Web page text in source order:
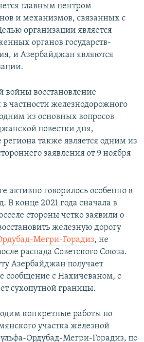
главным центром
и механизмов, связанных с
организации является
органов государств-
и Азербайджан являются
войны восстановление
частности железнодорожного
из основных вопросов
повестки дня,
региона также является одним из
заявления от 9 ноября
активно говорилось особенно в
В конце 2021 года сначала в
стороны четко заявили о
железную дорогу
Мегри-Горадиз, не
распада Советского Союза.
Азербайджан получает
сообщение с Нахичеваном, с
сухопутной границы.
конкретные работы по
участка железной
Ордубад-Мегри-Горадиз, по